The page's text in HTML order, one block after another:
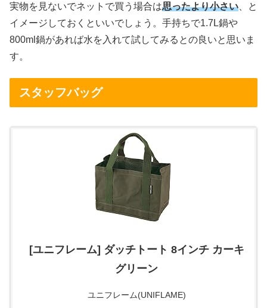
実物を見ないでネットで買う場合は思ったより小さい 、と
イメージしておくといいでしょう。手持ちで1.7L鍋や
800ml鍋があれば水を入れて試してみるとの良いと思いま
す。
スタッフバッグ
[ユニフレーム] ダッチトート 8インチ カーキ
グリーン
ユニフレーム(UNIFLAME)